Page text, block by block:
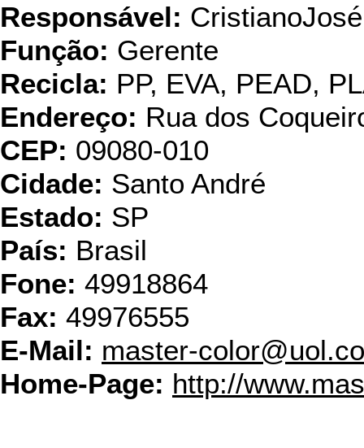
Responsável:
Função: Gerente
Recicla: PP, EVA, PEAD,
Endereço: Rua dos
CEP: 09080-010
Cidade: Santo André
Estado: SP
País: Brasil
Fone: 49918864
Fax: 49976555
E-Mail: master-
Home-Page: http://